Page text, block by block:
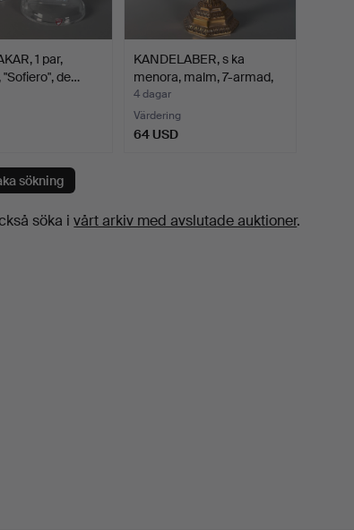
1 par,
"Sofiero", de…
KANDELABER, s ka
menora, malm, 7-armad,
ok…
4 dagar
Värdering
64 USD
sökning
söka ivårt arkiv med avslutade auktioner.